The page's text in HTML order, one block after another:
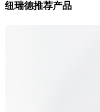
纽瑞德推荐产品